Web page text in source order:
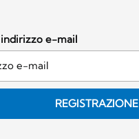
e-mail
REGISTRAZIONE